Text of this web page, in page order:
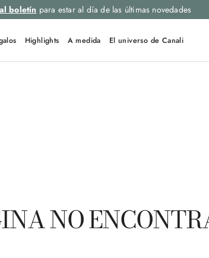
boletín para estar al día de las últimas novedades
Highlights A medida El universo de Canali
NO